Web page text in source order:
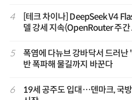
4
[테크 차이나] DeepSeek V4
델 강세 지속(OpenRouter 주간
5
폭염에 다뉴브 강바닥서 드러
반 폭파해 물길까지 바꾼다
6
19세 공주도 입대…덴마크, 국